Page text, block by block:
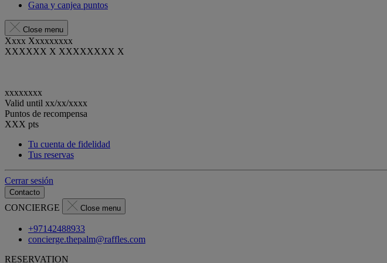
Gana y canjea puntos
Close menu
Xxxx Xxxxxxxxx
XXXXXX X XXXXXXXX X
xxxxxxxx
Valid until xx/xx/xxxx
Puntos de recompensa
XXX pts
Tu cuenta de fidelidad
Tus reservas
Cerrar sesión
Contacto
CONCIERGE Close menu
+97142488933
concierge.thepalm@raffles.com
RESERVATION